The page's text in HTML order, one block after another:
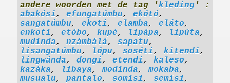
andere woorden met de tag 'kleding ' :
abakósi, efungatúmbu, ekótó,
sangatúmbu, ekoti, elamba, eláto,
enkoti, etóbo, kupé, lipápa, lipúta,
mudinda, nzámbálá, sapatu,
lisangatúmbu, lópu, soséti, kitendi,
lingwánda, dongi, etendi, kaleso,
kazáka, libaya,modinda,mokaba,
musualu, pantalo, somisi, semísi,